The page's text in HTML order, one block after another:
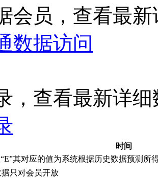
会员，查看最
数据访问
，查看最新详细
时间
E”其对应的值为系统根据历史数据预测所
只对会员开放